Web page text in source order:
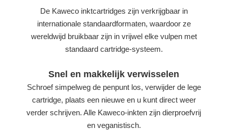
De Kaweco inktcartridges zijn verkrijgbaar in
internationale standaardformaten, waardoor ze
wereldwijd bruikbaar zijn in vrijwel elke vulpen met
standaard cartridge-systeem.
Snel en makkelijk verwisselen
Schroef simpelweg de penpunt los, verwijder de lege
cartridge, plaats een nieuwe en u kunt direct weer
verder schrijven. Alle Kaweco-inkten zijn dierproefvrij
en veganistisch.